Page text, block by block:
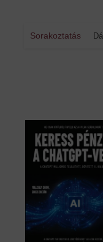
Sorakoztatás